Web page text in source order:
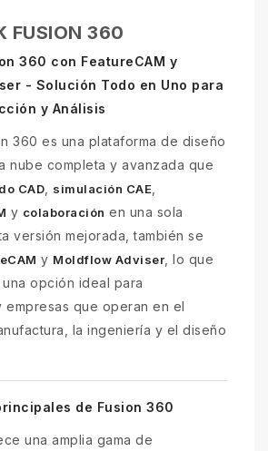
FUSION 360
360 con FeatureCAM y
- Solución Todo en Uno para
y Análisis
360 es una plataforma de diseño
nube completa y avanzada que
CAD simulación CAE
y colaboración en una sola
versión mejorada, también se
y Moldflow Adviser , lo que
opción ideal para
que operan en el
la ingeniería y el diseño
de Fusion 360
una amplia gama de